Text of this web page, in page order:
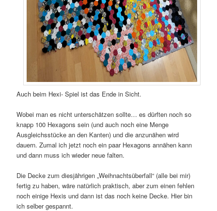
Auch beim Hexi- Spiel ist das Ende in Sicht.
Wobei man es nicht unterschätzen sollte… es dürften noch so
knapp 100 Hexagons sein (und auch noch eine Menge
Ausgleichsstücke an den Kanten) und die anzunähen wird
dauern. Zumal ich jetzt noch ein paar Hexagons annähen kann
und dann muss ich wieder neue falten.
Die Decke zum diesjährigen „Weihnachtsüberfall“ (alle bei mir)
fertig zu haben, wäre natürlich praktisch, aber zum einen fehlen
noch einige Hexis und dann ist das noch keine Decke. Hier bin
ich selber gespannt.